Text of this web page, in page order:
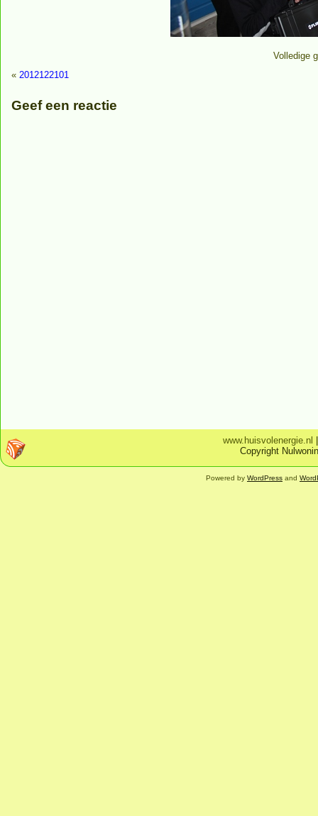
Volledige
« 2012122101
Geef een reactie
www.huisvolenergie.nl
Copyright
Powered by WordPress and